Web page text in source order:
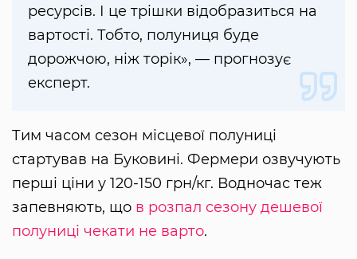
ресурсів. І це трішки відобразиться на
вартості. Тобто, полуниця буде
дорожчою, ніж торік», — прогнозує
експерт.
Тим часом сезон місцевої полуниці
стартував на Буковині. Фермери озвучують
перші ціни у 120-150 грн/кг. Водночас теж
запевняють, що в розпал сезону дешевої
полуниці чекати не варто.